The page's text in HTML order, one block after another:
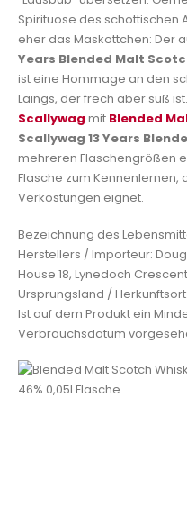
Spirituose des schottischen
eher das Maskottchen: Der
Years Blended Malt
ist eine Hommage an den
Laings, der frech aber süß
Scallywag mit Blended
Scallywag 13 Years
mehreren Flaschengrößen
Flasche zum Kennenlernen,
Verkostungen eignet.
Bezeichnung des
Herstellers / Importeur:
House 18, Lynedoch
Ursprungsland /
Ist auf dem Produkt ein
Verbrauchsdatum